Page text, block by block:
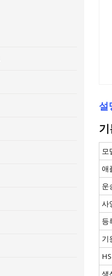
설
모
애
운
사
등
기
생